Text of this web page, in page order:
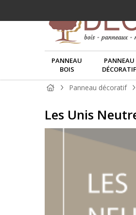
PANNEAU
BOIS
PANNEAU
DÉCORATIF
Panneau décoratif
Les Unis